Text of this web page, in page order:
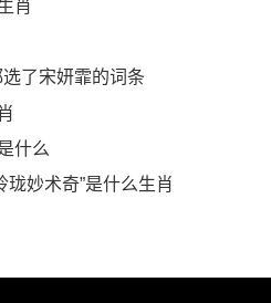
肖
了宋妍霏的词条
什么
珑妙术奇”是什么生肖